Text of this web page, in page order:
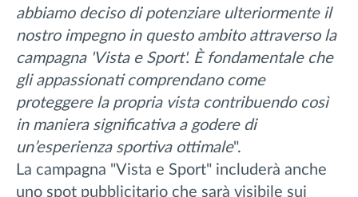
abbiamo deciso di potenziare ulteriormente il
nostro impegno in questo ambito attraverso la
campagna 'Vista e Sport'. È fondamentale che
gli appassionati comprendano come
proteggere la propria vista contribuendo così
in maniera significativa a godere di
un’esperienza sportiva ottimale".
La campagna "Vista e Sport" includerà anche
uno spot pubblicitario che sarà visibile sui